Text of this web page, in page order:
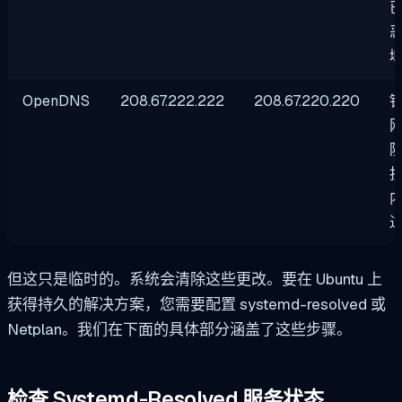
OpenDNS 208.67.222.222 208.67.220.220
但这只是临时的。系统会清除这些更改。要在 Ubuntu 上
获得持久的解决方案，您需要配置 systemd-resolved 或
Netplan。我们在下面的具体部分涵盖了这些步骤。